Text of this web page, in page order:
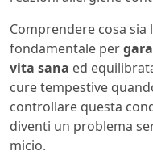
Comprendere cosa sia
fondamentale per
vita sana ed
cure tempestive
controllare questa
diventi un problema
micio.